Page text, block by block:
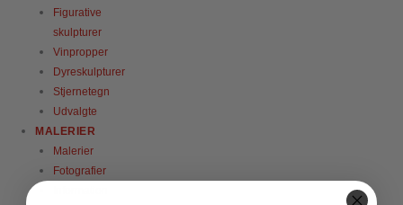
Figurative
skulpturer
Vinpropper
Dyreskulpturer
Stjernetegn
Udvalgte
MALERIER
Malerier
Fotografier